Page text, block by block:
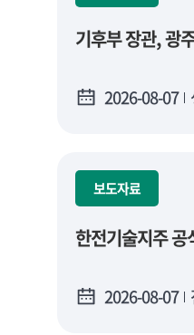
기후부 장관, 광
2026-08-07
보도자료
한전기술지주
2026-08-07